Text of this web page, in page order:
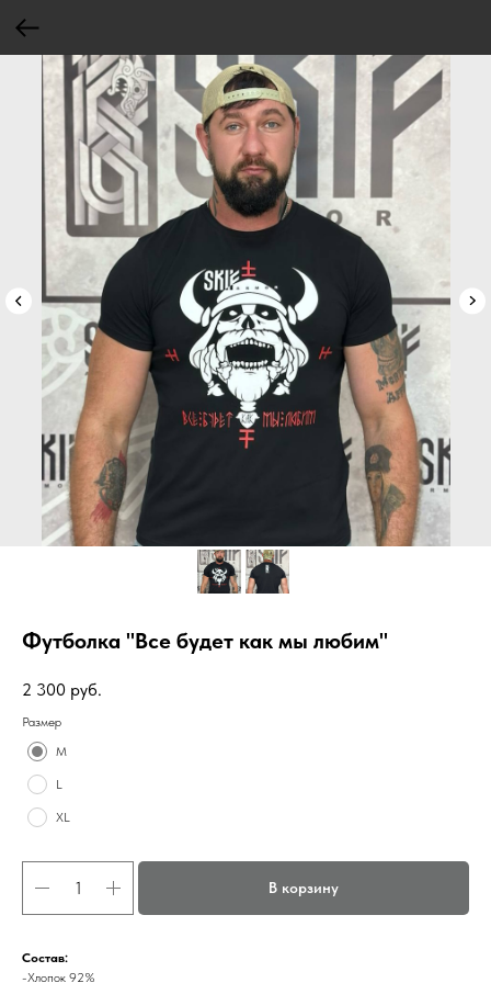
Футболка "Все будет как мы любим"
2 300 руб.
Размер
M
L
XL
В корзину
Состав:
-Хлопок 92%